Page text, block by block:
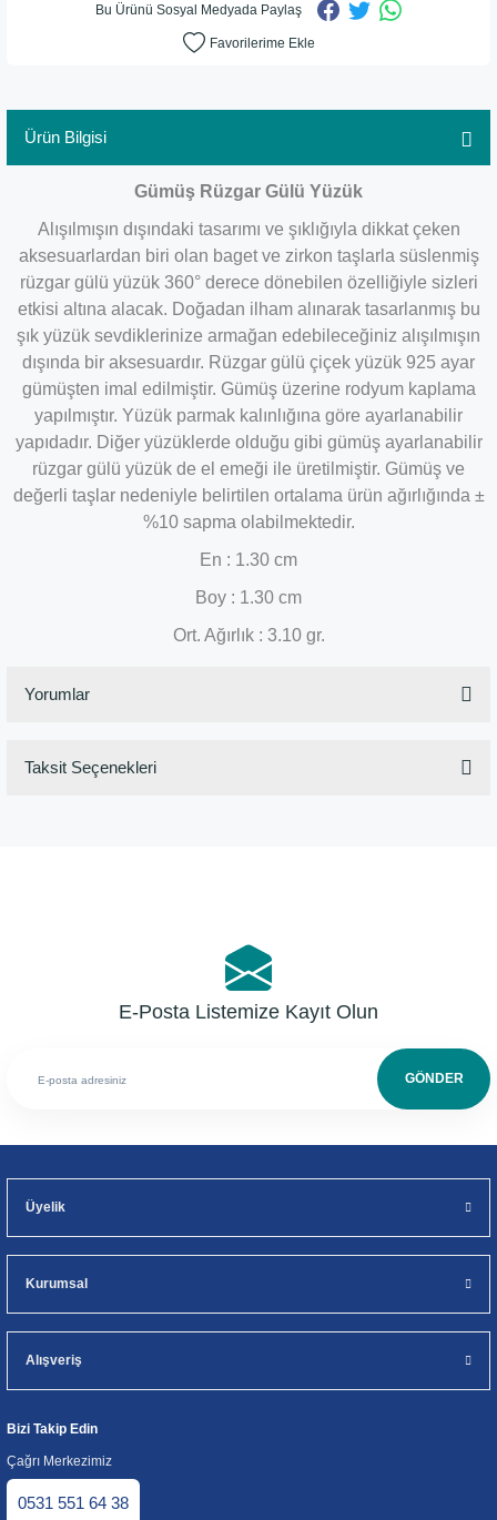
Bu Ürünü Sosyal Medyada Paylaş
Ürün Bilgisi
Gümüş Rüzgar Gülü Yüzük
Alışılmışın dışındaki tasarımı ve şıklığıyla dikkat çeken
aksesuarlardan biri olan baget ve zirkon taşlarla süslenmiş
rüzgar gülü yüzük 360° derece dönebilen özelliğiyle sizleri
etkisi altına alacak. Doğadan ilham alınarak tasarlanmış bu
şık yüzük sevdiklerinize armağan edebileceğiniz alışılmışın
dışında bir aksesuardır. Rüzgar gülü çiçek yüzük 925 ayar
gümüşten imal edilmiştir. Gümüş üzerine rodyum kaplama
yapılmıştır. Yüzük parmak kalınlığına göre ayarlanabilir
yapıdadır. Diğer yüzüklerde olduğu gibi gümüş ayarlanabilir
rüzgar gülü yüzük de el emeği ile üretilmiştir. Gümüş ve
değerli taşlar nedeniyle belirtilen ortalama ürün ağırlığında ±
%10 sapma olabilmektedir.
En : 1.30 cm
Boy : 1.30 cm
Ort. Ağırlık : 3.10 gr.
Yorumlar
Taksit Seçenekleri
E-Posta Listemize Kayıt Olun
GÖNDER
Üyelik
Kurumsal
Alışveriş
Bizi Takip Edin
Çağrı Merkezimiz
0531 551 64 38